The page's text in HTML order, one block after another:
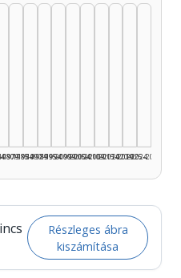
1985–1989
1990–1994
1995–1999
2000–2004
2005–2009
2010–2014
2015–2019
2020–2024
2025–2026
Részleges ábra
kiszámítása